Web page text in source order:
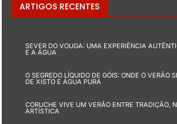
ARTIGOS RECENTES
SEVER DO VOUGA: UMA EXPERIÊNCIA
E A ÁGUA
O SEGREDO LÍQUIDO DE GÓIS: ONDE O VERÃO
DE XISTO E ÁGUA PURA
CORUCHE VIVE UM VERÃO ENTRE TRADIÇÃO,
ARTÍSTICA